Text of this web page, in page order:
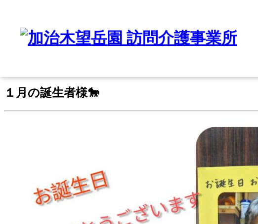
News Detail
１月の誕生者様🐎